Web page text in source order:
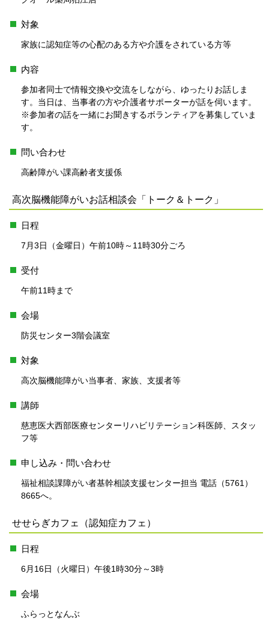
対象
家族に認知症等の心配のある方や介護をされている方等
内容
参加者同士で情報交換や交流をしながら、ゆったりお話しま
す。当日は、当事者の方や介護者サポーターが話を伺います。
※参加者の話を一緒にお聞きするボランティアを募集していま
す。
問い合わせ
高齢障がい課高齢者支援係
高次脳機能障がいお話相談会「トーク＆トーク」
日程
7月3日（金曜日）午前10時～11時30分ごろ
受付
午前11時まで
会場
防災センター3階会議室
対象
高次脳機能障がい当事者、家族、支援者等
講師
慈恵医大西部医療センターリハビリテーション科医師、スタッ
フ等
申し込み・問い合わせ
福祉相談課障がい者基幹相談支援センター担当 電話（5761）
8665へ。
せせらぎカフェ（認知症カフェ）
日程
6月16日（火曜日）午後1時30分～3時
会場
ふらっとなんぶ